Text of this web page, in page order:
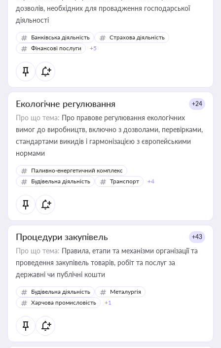
дозволів, необхідних для провадження господарської
діяльності
Банківська діяльність
Страхова діяльність
Фінансові послуги
+5
Екологічне регулювання +24
Про що тема: Про правове регулювання екологічних
вимог до виробництв, включно з дозволами, перевірками,
стандартами викидів і гармонізацією з європейськими
нормами
Паливно-енергетичний комплекс
Будівельна діяльність
Транспорт +4
Процедури закупівель +43
Про що тема: Правила, етапи та механізми організації та
проведення закупівель товарів, робіт та послуг за
державні чи публічні кошти
Будівельна діяльність
Металургія
Харчова промисловість
+1